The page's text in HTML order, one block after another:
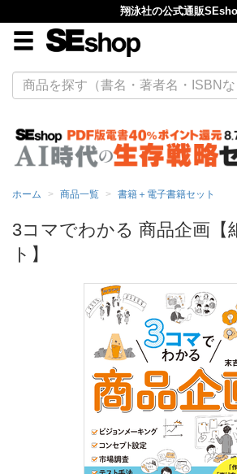
翔泳社の公式通販
ホーム 商品一覧 書籍＋電子書籍セット
3コマでわかる 商品企画【
ト】